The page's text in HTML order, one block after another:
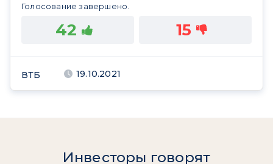
Голосование завершено.
42 15
ВТБ 19.10.2021
Инвесторы говорят